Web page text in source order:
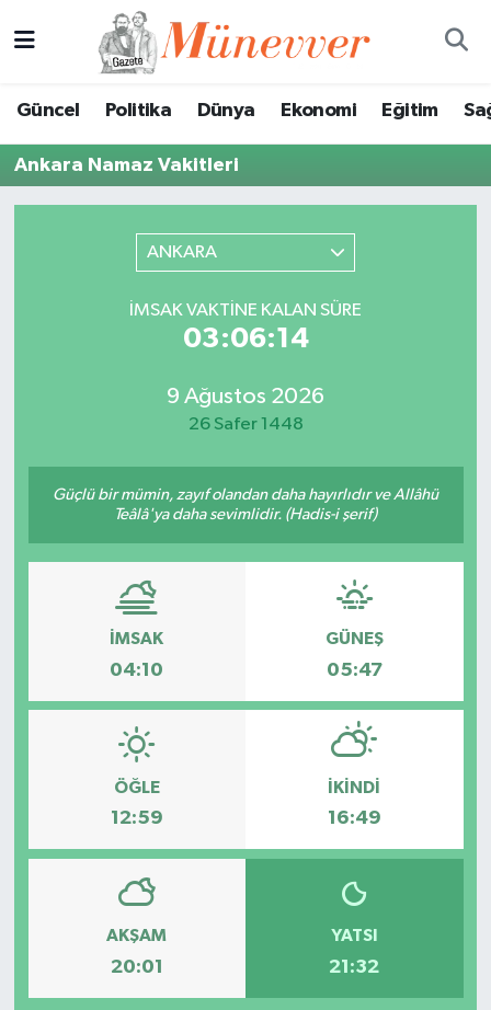
Güncel Politika Dünya Ekonomi Eğitim
Ankara Namaz Vakitleri
ANKARA
İMSAK VAKTINE KALAN SÜRE
03:06:14
9 Ağustos 2026
26 Safer 1448
Güçlü bir mümin, zayıf olandan daha hayırlıdır ve Allâhü
Teâlâ'ya daha sevimlidir. (Hadis-i şerif)
İMSAK
04:10
GÜNEŞ
05:47
ÖĞLE
12:59
İKINDI
16:49
AKŞAM
20:01
YATSI
21:32
Süper Lig Puan Durumu ve Fikstür
Tüm Manşetler